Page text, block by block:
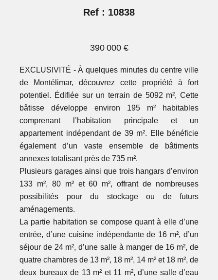
Ref : 10838
390 000 €
EXCLUSIVITÉ - À quelques minutes du centre ville
de Montélimar, découvrez cette propriété à fort
potentiel. Édifiée sur un terrain de 5092 m², Cette
bâtisse développe environ 195 m² habitables
comprenant l’habitation principale et un
appartement indépendant de 39 m². Elle bénéficie
également d’un vaste ensemble de bâtiments
annexes totalisant près de 735 m².
Plusieurs garages ainsi que trois hangars d’environ
133 m², 80 m² et 60 m², offrant de nombreuses
possibilités pour du stockage ou de futurs
aménagements.
La partie habitation se compose quant à elle d’une
entrée, d’une cuisine indépendante de 16 m², d’un
séjour de 24 m², d’une salle à manger de 16 m², de
quatre chambres de 13 m², 18 m², 14 m² et 18 m², de
deux bureaux de 13 m² et 11 m², d’une salle d’eau